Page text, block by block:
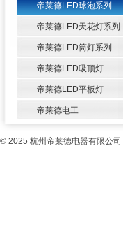
帝莱德LED球泡系列
帝莱德LED天花灯系列
帝莱德LED筒灯系列
帝莱德LED吸顶灯
帝莱德LED平板灯
帝莱德电工
© 2025 杭州帝莱德电器有限公司